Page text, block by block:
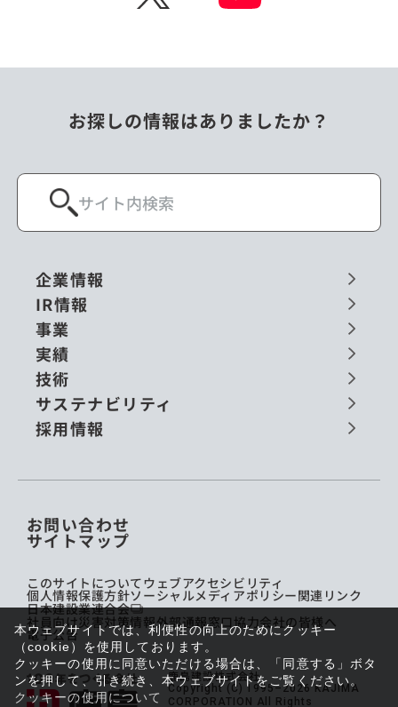
本ウェブサイトでは、利便性の向上のためにクッキー
（cookie）を使用しております。
クッキーの使用に同意いただける場合は、「同意する」ボタ
ンを押して、引き続き、本ウェブサイトをご覧ください。
クッキーの使用について
お探しの情報はありましたか？
企業情報
IR情報
事業
実績
技術
サステナビリティ
採用情報
お問い合わせ
サイトマップ
このサイトについてウェブアクセシビリティ
個人情報保護方針ソーシャルメディアポリシー関連リンク
日本建設業連合会
社員向け災害対策情報外部通報窓口 協力会社の皆様へ
電子公告
鹿島建設株式会社
Copyright (C) 1995–2026 KAJIMA
CORPORATION All Rights